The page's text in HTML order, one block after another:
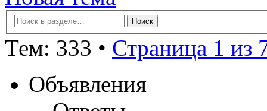
Тем: 333 • Страница 1 из
Объявления